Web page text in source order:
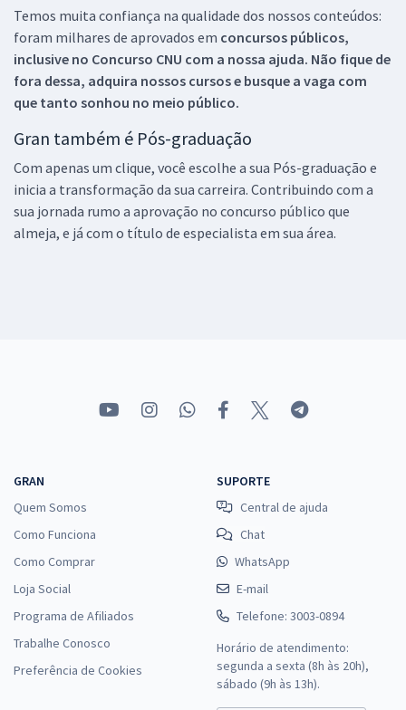
Temos muita confiança na qualidade dos nossos conteúdos:
foram milhares de aprovados em concursos públicos,
inclusive no Concurso CNU com a nossa ajuda. Não fique de
fora dessa, adquira nossos cursos e busque a vaga com
que tanto sonhou no meio público.
Gran também é Pós-graduação
Com apenas um clique, você escolhe a sua Pós-graduação e
inicia a transformação da sua carreira. Contribuindo com a
sua jornada rumo a aprovação no concurso público que
almeja, e já com o título de especialista em sua área.
GRAN
Quem Somos
Como Funciona
Como Comprar
Loja Social
Programa de Afiliados
Trabalhe Conosco
Preferência de Cookies
SUPORTE
Central de ajuda
Chat
WhatsApp
E-mail
Telefone: 3003-0894
Horário de atendimento:
segunda a sexta (8h às 20h),
sábado (9h às 13h).